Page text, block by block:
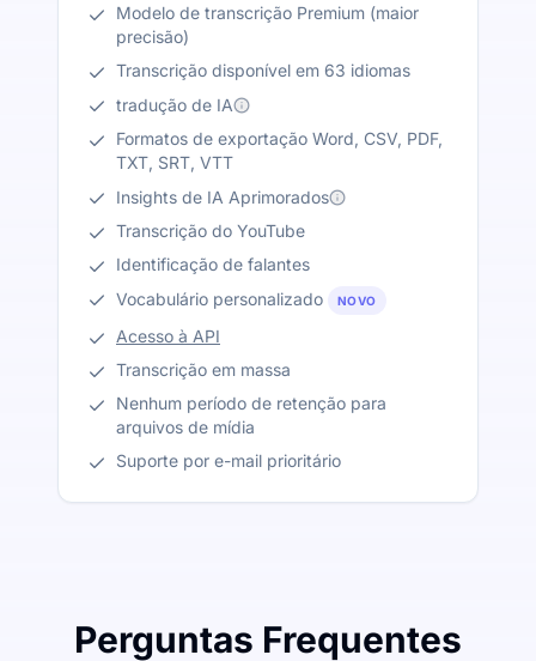
Modelo de transcrição Premium (maior
precisão)
Transcrição disponível em 63 idiomas
tradução de IA
Formatos de exportação Word, CSV, PDF,
TXT, SRT, VTT
Insights de IA Aprimorados
Transcrição do YouTube
Identificação de falantes
Vocabulário personalizado
NOVO
Acesso à API
Transcrição em massa
Nenhum período de retenção para
arquivos de mídia
Suporte por e-mail prioritário
Perguntas Frequentes